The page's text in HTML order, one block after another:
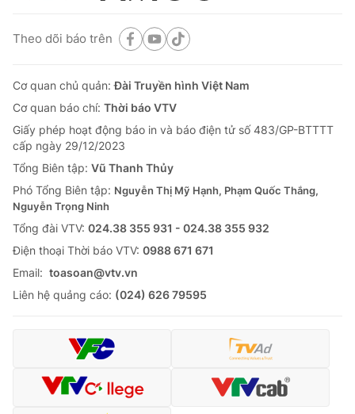
Theo dõi báo trên
Cơ quan chủ quản:Đài Truyền hình Việt Nam
Cơ quan báo chí: Thời báo VTV
Giấy phép hoạt động báo in và báo điện tử số 483/GP-BTTTT
cấp ngày 29/12/2023
Tổng Biên tập: Vũ Thanh Thủy
Phó Tổng Biên tập: Nguyễn Thị Mỹ Hạnh, Phạm Quốc Thắng,
Nguyễn Trọng Ninh
Tổng đài VTV: 024.38 355 931 - 024.38 355 932
Ðiện thoại Thời báo VTV: 0988 671 671
Email: toasoan@vtv.vn
Liên hệ quảng cáo: (024) 626 79595